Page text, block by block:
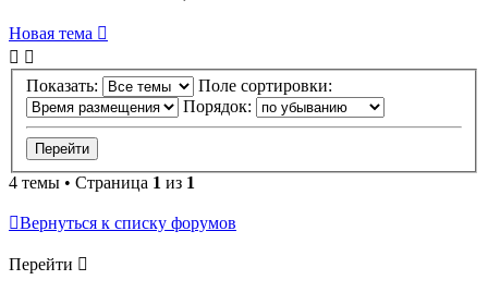
Новая тема
Показать:
Поле сортировки:
Порядок:
4 темы • Страница 1 из 1
Вернуться к списку форумов
Перейти